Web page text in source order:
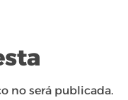
no será publicada.